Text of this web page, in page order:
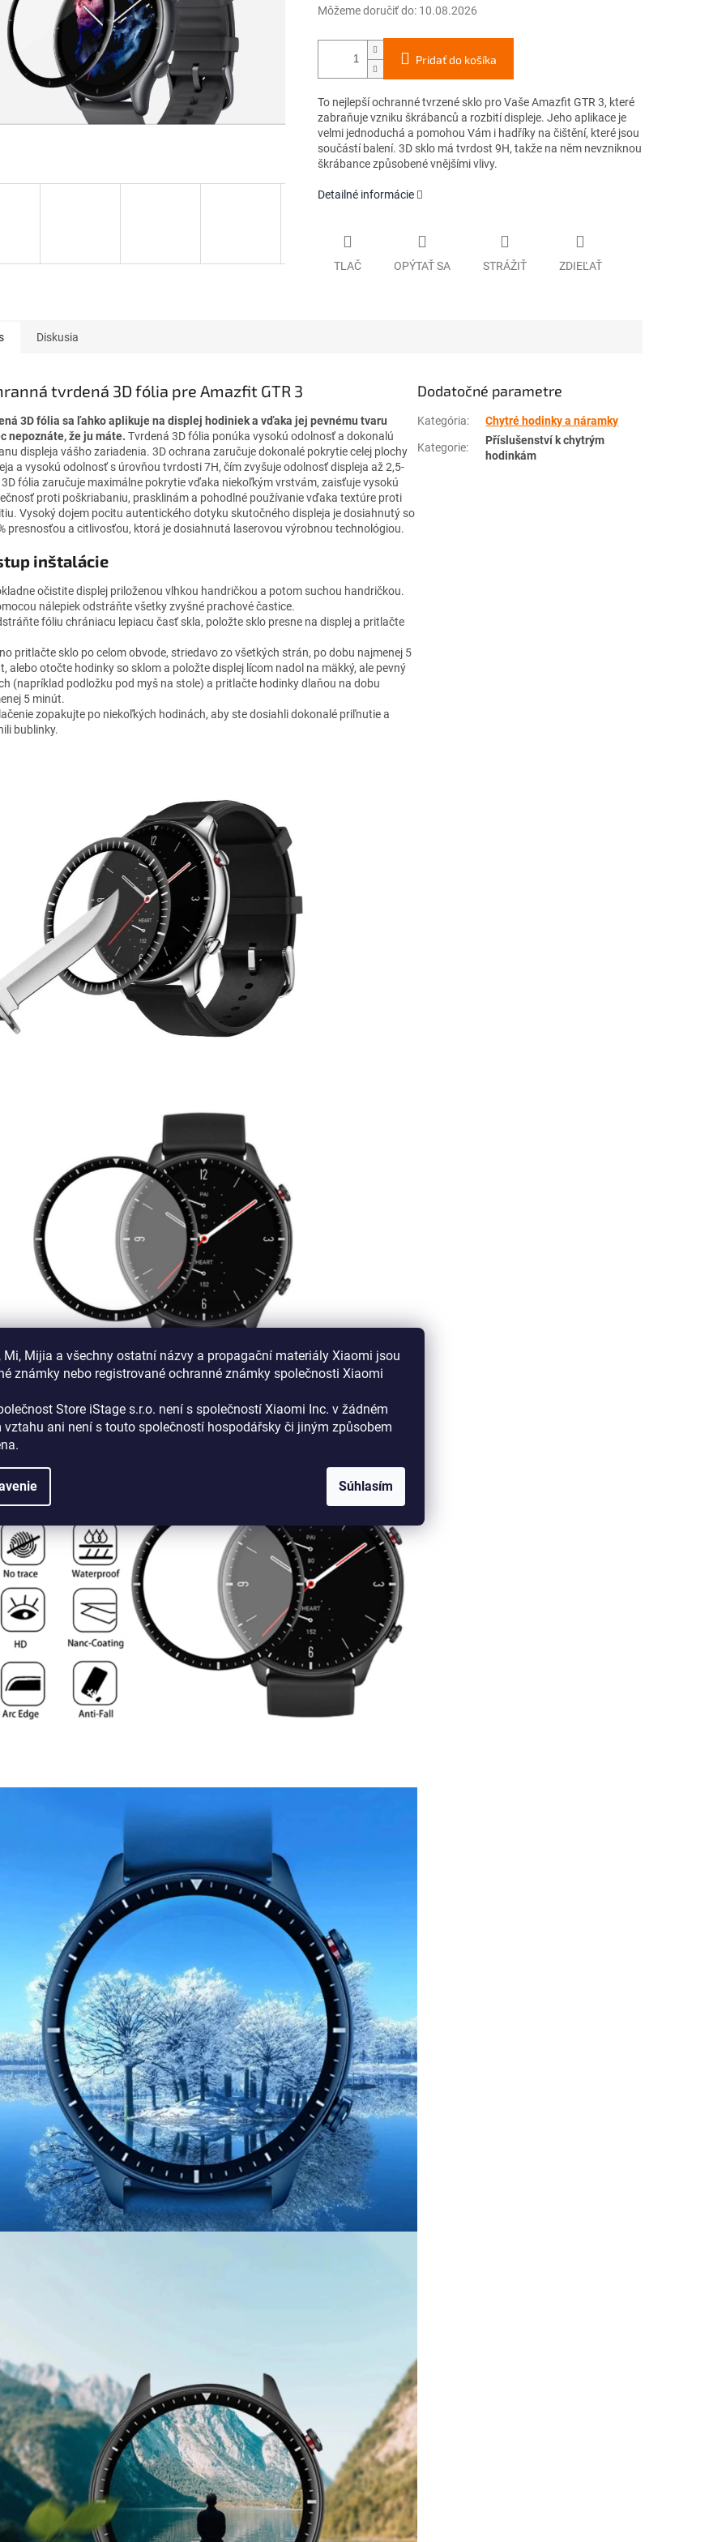
Mi, Mijia a všechny ostatní názvy a propagační materiály Xiaomi jsou
známky nebo registrované ochranné známky společnosti Xiaomi
Store iStage s.r.o. není s společností Xiaomi Inc. v žádném
vztahu ani není s touto společností hospodářsky či jiným způsobem
.
Súhlasím
Môžeme doručiť do: 10.08.2026
Pridať do košíka
To nejlepší ochranné tvrzené sklo pro Vaše Amazfit GTR 3, které
zabraňuje vzniku škrábanců a rozbití displeje. Jeho aplikace je
velmi jednoduchá a pomohou Vám i hadříky na čištění, které jsou
součástí balení. 3D sklo má tvrdost 9H, takže na něm nevzniknou
škrábance způsobené vnějšími vlivy.
Detailné informácie
TLAČ OPÝTAŤ SA STRÁŽIŤ ZDIEĽAŤ
Diskusia
tvrdená 3D fólia pre Amazfit GTR 3
3D fólia sa ľahko aplikuje na displej hodiniek a vďaka jej pevnému tvaru
nepoznáte, že ju máte. Tvrdená 3D fólia ponúka vysokú odolnosť a dokonalú
displeja vášho zariadenia. 3D ochrana zaručuje dokonalé pokrytie celej plochy
a vysokú odolnosť s úrovňou tvrdosti 7H, čím zvyšuje odolnosť displeja až 2,5-
fólia zaručuje maximálne pokrytie vďaka niekoľkým vrstvám, zaisťuje vysokú
proti poškriabaniu, prasklinám a pohodlné používanie vďaka textúre proti
Vysoký dojem pocitu autentického dotyku skutočného displeja je dosiahnutý so
presnosťou a citlivosťou, ktorá je dosiahnutá laserovou výrobnou technológiou.
inštalácie
očistite displej priloženou vlhkou handričkou a potom suchou handričkou.
nálepiek odstráňte všetky zvyšné prachové častice.
fóliu chrániacu lepiacu časť skla, položte sklo presne na displej a pritlačte
pritlačte sklo po celom obvode, striedavo zo všetkých strán, po dobu najmenej 5
alebo otočte hodinky so sklom a položte displej lícom nadol na mäkký, ale pevný
(napríklad podložku pod myš na stole) a pritlačte hodinky dlaňou na dobu
5 minút.
zopakujte po niekoľkých hodinách, aby ste dosiahli dokonalé priľnutie a
bublinky.
Dodatočné parametre
Kategória: Chytré hodinky a náramky
Kategorie:
Příslušenství k chytrým
hodinkám